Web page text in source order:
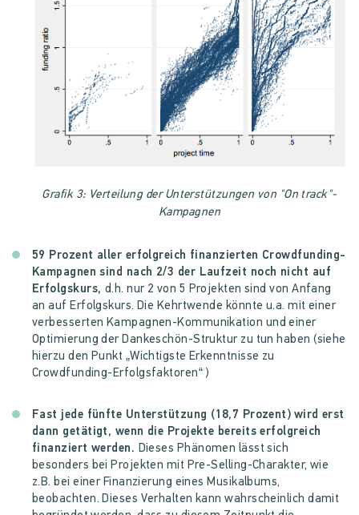
Grafik 3: Verteilung der Unterstützungen von "On track"-
Kampagnen
59 Prozent aller erfolgreich finanzierten Crowdfunding-
Kampagnen sind nach 2/3 der Laufzeit noch nicht auf
Erfolgskurs, d.h. nur 2 von 5 Projekten sind von Anfang
an auf Erfolgskurs. Die Kehrtwende könnte u.a. mit einer
verbesserten Kampagnen-Kommunikation und einer
Optimierung der Dankeschön-Struktur zu tun haben (siehe
hierzu den Punkt „Wichtigste Erkenntnisse zu
Crowdfunding-Erfolgsfaktoren“ )
Fast jede fünfte Unterstützung (18,7 Prozent) wird erst
dann getätigt, wenn die Projekte bereits erfolgreich
finanziert werden. Dieses Phänomen lässt sich
besonders bei Projekten mit Pre-Selling-Charakter, wie
z.B. bei einer Finanzierung eines Musikalbums,
beobachten. Dieses Verhalten kann wahrscheinlich damit